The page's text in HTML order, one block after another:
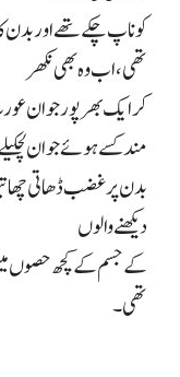
کو ناپ چکے تھے اور
تھی، اب وہ بھی نکھر
کر ایک بھرپور جوان
مند کسے ہوئے جوان
بدن پر غضب ڈھاتی
دیکھنے والوں
کے جسم کے کچھ حصوں
تھی۔